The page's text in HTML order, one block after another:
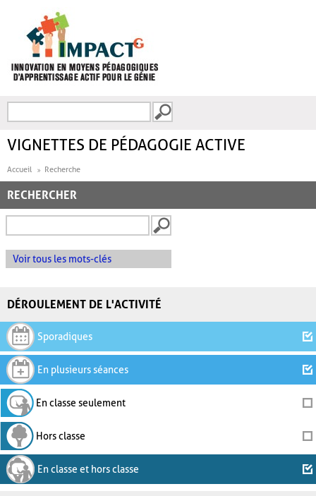
FORMULAIRE DE
VIGNETTES DE PÉDAGOGIE ACTIVE
Accueil Recherche
RECHERCHER
Voir tous les mots-clés
DÉROULEMENT DE L'ACTIVITÉ
Sporadiques
En plusieurs séances
En classe seulement
Hors classe
En classe et hors classe